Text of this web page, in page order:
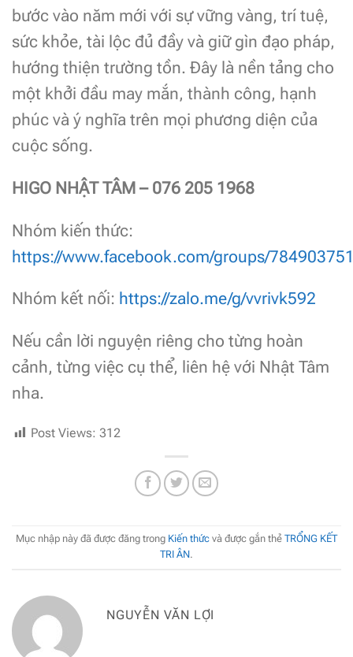
bước vào năm mới với sự vững vàng, trí tuệ,
sức khỏe, tài lộc đủ đầy và giữ gìn đạo pháp,
hướng thiện trường tồn. Đây là nền tảng cho
một khởi đầu may mắn, thành công, hạnh
phúc và ý nghĩa trên mọi phương diện của
cuộc sống.
HIGO NHẬT TÂM – 076 205 1968
Nhóm kiến thức:
https://www.facebook.com/groups/
Nhóm kết nối: https://zalo.me/g/vvrivk592
Nếu cần lời nguyện riêng cho từng hoàn
cảnh, từng việc cụ thể, liên hệ với Nhật Tâm
nha.
Post Views: 312
Mục nhập này đã được đăng trong Kiến thức và được gắn thẻ TRỔNG KẾT
TRI ÂN.
NGUYỄN VĂN LỢI